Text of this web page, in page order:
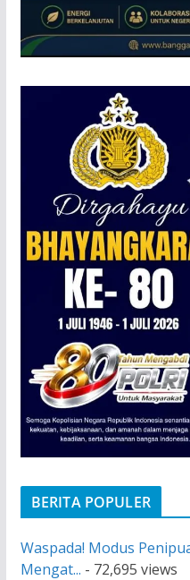
BERITA POPULER
Waspada! Modus
Mengat... - 72,695 views